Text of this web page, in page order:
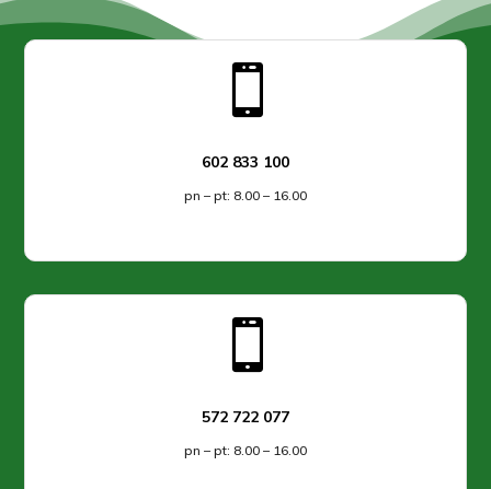

602 833 100
pn – pt: 8.00 – 16.00

572 722 077
pn – pt: 8.00 – 16.00